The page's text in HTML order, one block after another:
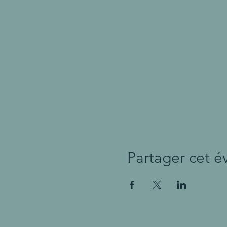
Partager cet